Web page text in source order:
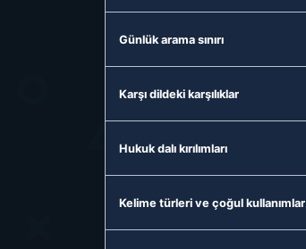
Günlük arama sınırı
Karşı dildeki karşılıklar
Hukuk dalı kırılımları
Kelime türleri ve çoğul kullanımlar